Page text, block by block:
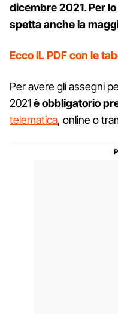
dicembre 2021. Per
spetta anche la
Ecco IL PDF con le
Per avere gli assegni
2021è obbligatorio
telematica, online o